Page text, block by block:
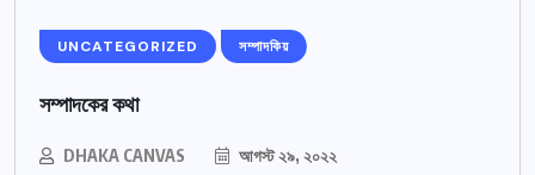
UNCATEGORIZED সম্পাদকিয়
সম্পাদকের কথা
DHAKA CANVAS আগস্ট ২৯, ২০২২